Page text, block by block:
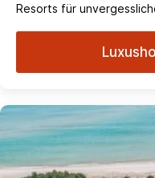
Resorts für